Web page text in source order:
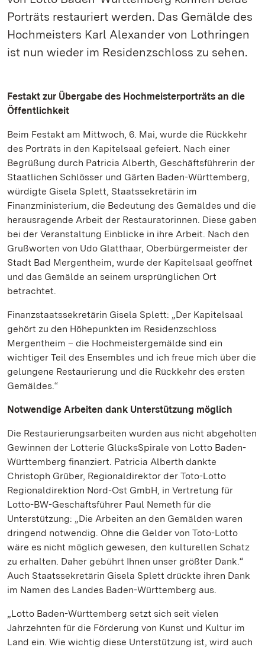
Porträts restauriert werden. Das Gemälde des
Hochmeisters Karl Alexander von Lothringen
ist nun wieder im Residenzschloss zu sehen.
Festakt zur Übergabe des Hochmeisterporträts an die
Öffentlichkeit
Beim Festakt am Mittwoch, 6. Mai, wurde die Rückkehr
des Porträts in den Kapitelsaal gefeiert. Nach einer
Begrüßung durch Patricia Alberth, Geschäftsführerin der
Staatlichen Schlösser und Gärten Baden-Württemberg,
würdigte Gisela Splett, Staatssekretärin im
Finanzministerium, die Bedeutung des Gemäldes und die
herausragende Arbeit der Restauratorinnen. Diese gaben
bei der Veranstaltung Einblicke in ihre Arbeit. Nach den
Grußworten von Udo Glatthaar, Oberbürgermeister der
Stadt Bad Mergentheim, wurde der Kapitelsaal geöffnet
und das Gemälde an seinem ursprünglichen Ort
betrachtet.
Finanzstaatssekretärin Gisela Splett: „Der Kapitelsaal
gehört zu den Höhepunkten im Residenzschloss
Mergentheim – die Hochmeistergemälde sind ein
wichtiger Teil des Ensembles und ich freue mich über die
gelungene Restaurierung und die Rückkehr des ersten
Gemäldes.“
Notwendige Arbeiten dank Unterstützung möglich
Die Restaurierungsarbeiten wurden aus nicht abgeholten
Gewinnen der Lotterie GlücksSpirale von Lotto Baden-
Württemberg finanziert. Patricia Alberth dankte
Christoph Grüber, Regionaldirektor der Toto-Lotto
Regionaldirektion Nord-Ost GmbH, in Vertretung für
Lotto-BW-Geschäftsführer Paul Nemeth für die
Unterstützung: „Die Arbeiten an den Gemälden waren
dringend notwendig. Ohne die Gelder von Toto-Lotto
wäre es nicht möglich gewesen, den kulturellen Schatz
zu erhalten. Daher gebührt Ihnen unser größter Dank.“
Auch Staatssekretärin Gisela Splett drückte ihren Dank
im Namen des Landes Baden-Württemberg aus.
„Lotto Baden-Württemberg setzt sich seit vielen
Jahrzehnten für die Förderung von Kunst und Kultur im
Land ein. Wie wichtig diese Unterstützung ist, wird auch